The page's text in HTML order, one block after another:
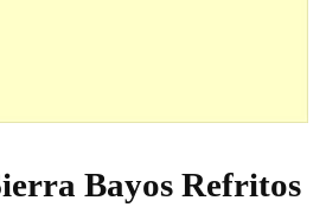
Bayos Refritos